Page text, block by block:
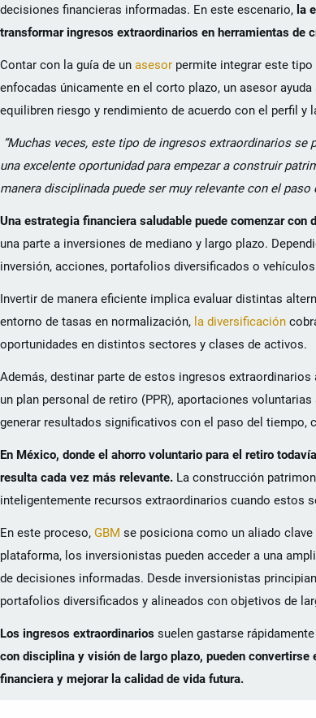
decisiones financieras informadas. En este escenario, la
transformar ingresos extraordinarios en herramientas de
Contar con la guía de un asesor permite integrar este
enfocadas únicamente en el corto plazo, un asesor
equilibren riesgo y rendimiento de acuerdo con el perfil y
“Muchas veces, este tipo de ingresos extraordinarios
una excelente oportunidad para empezar a construir
manera disciplinada puede ser muy relevante con el paso
Una estrategia financiera saludable puede comenzar con
una parte a inversiones de mediano y largo plazo.
inversión, acciones, portafolios diversificados o
Invertir de manera eficiente implica evaluar distintas
entorno de tasas en normalización, la diversificación
oportunidades en distintos sectores y clases de activos.
Además, destinar parte de estos ingresos
un plan personal de retiro (PPR), aportaciones
generar resultados significativos con el paso del tiempo,
En México, donde el ahorro voluntario para el retiro
resulta cada vez más relevante. La construcción
inteligentemente recursos extraordinarios cuando estos
En este proceso, GBM se posiciona como un aliado
plataforma, los inversionistas pueden acceder a una
de decisiones informadas. Desde inversionistas
portafolios diversificados y alineados con objetivos de
Los ingresos extraordinarios suelen gastarse
con disciplina y visión de largo plazo, pueden
financiera y mejorar la calidad de vida futura.